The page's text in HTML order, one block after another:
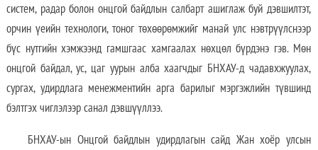
систем, радар болон онцгой байдлын салбарт ашиглаж буй дэвшилтэт,
орчин үеийн технологи, тоног төхөөрөмжийг манай улс нэвтрүүлснээр
бүс нутгийн хэмжээнд гамшгаас хамгаалах нөхцөл бүрдэнэ гэв. Мөн
онцгой байдал, ус, цаг уурын алба хаагчдыг БНХАУ-д чадавхжуулах,
сургах, удирдлага менежментийн арга барилыг мэргэжлийн түвшинд
бэлтгэх чиглэлээр санал дэвшүүллээ.
БНХАУ-ын Онцгой байдлын удирдлагын сайд Жан хоёр улсын